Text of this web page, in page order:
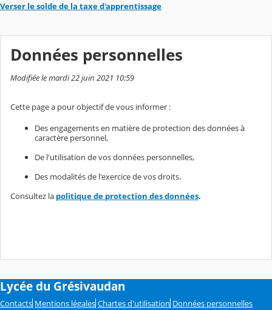
Verser le solde de la taxe d'apprentissage
Données personnelles
Modifiée le mardi 22 juin 2021 10:59
Cette page a pour objectif de vous informer :
Des engagements en matière de protection des données à
caractère personnel,
De l'utilisation de vos données personnelles,
Des modalités de l'exercice de vos droits.
Consultez la politique de protection des données.
Lycée du Grésivaudan
Contacts Mentions légales Chartes d'utilisation Données personnelles